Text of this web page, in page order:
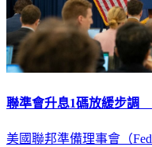
聯準會升息1碼放緩步調
美國聯邦準備理事會（